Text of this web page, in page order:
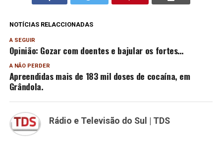
NOTÍCIAS RELACCIONADAS
A SEGUIR
Opinião: Gozar com doentes e bajular os fortes…
A NÃO PERDER
Apreendidas mais de 183 mil doses de cocaína, em
Grândola.
Rádio e Televisão do Sul | TDS